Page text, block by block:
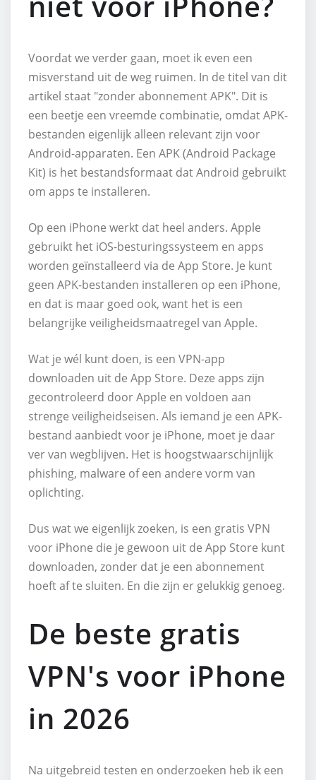
Voordat we verder gaan, moet ik even een
misverstand uit de weg ruimen. In de titel van dit
artikel staat "zonder abonnement APK". Dit is
een beetje een vreemde combinatie, omdat APK-
bestanden eigenlijk alleen relevant zijn voor
Android-apparaten. Een APK (Android Package
Kit) is het bestandsformaat dat Android gebruikt
om apps te installeren.
Op een iPhone werkt dat heel anders. Apple
gebruikt het iOS-besturingssysteem en apps
worden geïnstalleerd via de App Store. Je kunt
geen APK-bestanden installeren op een iPhone,
en dat is maar goed ook, want het is een
belangrijke veiligheidsmaatregel van Apple.
Wat je wél kunt doen, is een VPN-app
downloaden uit de App Store. Deze apps zijn
gecontroleerd door Apple en voldoen aan
strenge veiligheidseisen. Als iemand je een APK-
bestand aanbiedt voor je iPhone, moet je daar
ver van wegblijven. Het is hoogstwaarschijnlijk
phishing, malware of een andere vorm van
oplichting.
Dus wat we eigenlijk zoeken, is een gratis VPN
voor iPhone die je gewoon uit de App Store kunt
downloaden, zonder dat je een abonnement
hoeft af te sluiten. En die zijn er gelukkig genoeg.
De beste gratis
VPN's voor iPhone
in 2026
Na uitgebreid testen en onderzoeken heb ik een